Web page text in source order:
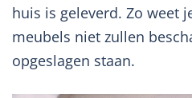
huis is geleverd. Zo weet
meubels niet zullen
opgeslagen staan.